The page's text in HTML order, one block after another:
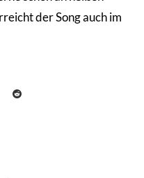
der Song auch im